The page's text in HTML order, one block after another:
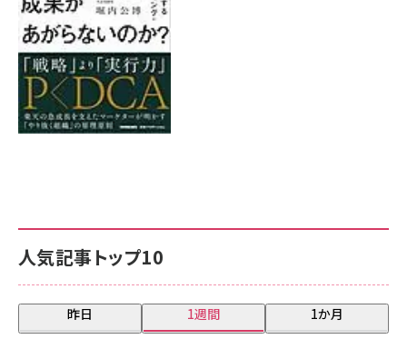
人気記事トップ10
昨日 1週間 1か月